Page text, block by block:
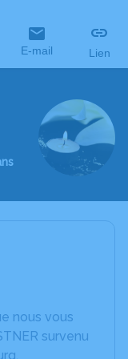
E-mail Lien
nous vous
survenu